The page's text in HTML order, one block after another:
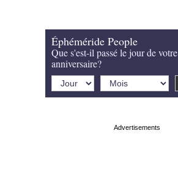
Éphéméride People
Que s'est-il passé le jour de votre
anniversaire?